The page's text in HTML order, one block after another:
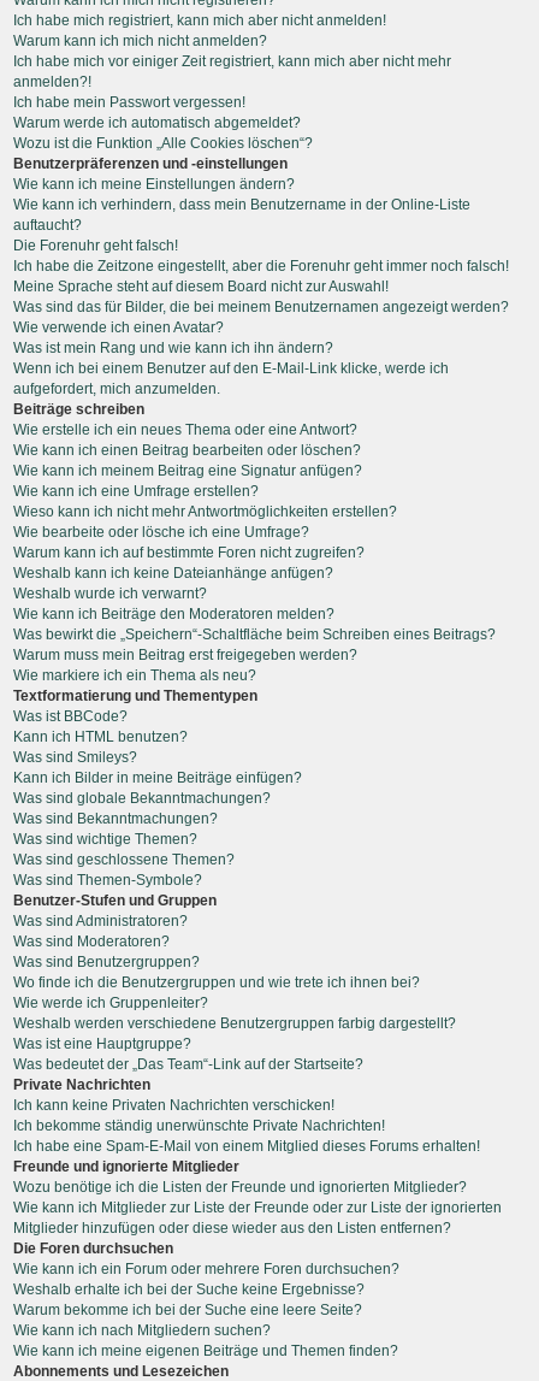
Ich habe mich registriert, kann mich aber nicht anmelden!
Warum kann ich mich nicht anmelden?
Ich habe mich vor einiger Zeit registriert, kann mich aber nicht mehr
anmelden?!
Ich habe mein Passwort vergessen!
Warum werde ich automatisch abgemeldet?
Wozu ist die Funktion „Alle Cookies löschen“?
Benutzerpräferenzen und -einstellungen
Wie kann ich meine Einstellungen ändern?
Wie kann ich verhindern, dass mein Benutzername in der Online-Liste
auftaucht?
Die Forenuhr geht falsch!
Ich habe die Zeitzone eingestellt, aber die Forenuhr geht immer noch falsch!
Meine Sprache steht auf diesem Board nicht zur Auswahl!
Was sind das für Bilder, die bei meinem Benutzernamen angezeigt werden?
Wie verwende ich einen Avatar?
Was ist mein Rang und wie kann ich ihn ändern?
Wenn ich bei einem Benutzer auf den E-Mail-Link klicke, werde ich
aufgefordert, mich anzumelden.
Beiträge schreiben
Wie erstelle ich ein neues Thema oder eine Antwort?
Wie kann ich einen Beitrag bearbeiten oder löschen?
Wie kann ich meinem Beitrag eine Signatur anfügen?
Wie kann ich eine Umfrage erstellen?
Wieso kann ich nicht mehr Antwortmöglichkeiten erstellen?
Wie bearbeite oder lösche ich eine Umfrage?
Warum kann ich auf bestimmte Foren nicht zugreifen?
Weshalb kann ich keine Dateianhänge anfügen?
Weshalb wurde ich verwarnt?
Wie kann ich Beiträge den Moderatoren melden?
Was bewirkt die „Speichern“-Schaltfläche beim Schreiben eines Beitrags?
Warum muss mein Beitrag erst freigegeben werden?
Wie markiere ich ein Thema als neu?
Textformatierung und Thementypen
Was ist BBCode?
Kann ich HTML benutzen?
Was sind Smileys?
Kann ich Bilder in meine Beiträge einfügen?
Was sind globale Bekanntmachungen?
Was sind Bekanntmachungen?
Was sind wichtige Themen?
Was sind geschlossene Themen?
Was sind Themen-Symbole?
Benutzer-Stufen und Gruppen
Was sind Administratoren?
Was sind Moderatoren?
Was sind Benutzergruppen?
Wo finde ich die Benutzergruppen und wie trete ich ihnen bei?
Wie werde ich Gruppenleiter?
Weshalb werden verschiedene Benutzergruppen farbig dargestellt?
Was ist eine Hauptgruppe?
Was bedeutet der „Das Team“-Link auf der Startseite?
Private Nachrichten
Ich kann keine Privaten Nachrichten verschicken!
Ich bekomme ständig unerwünschte Private Nachrichten!
Ich habe eine Spam-E-Mail von einem Mitglied dieses Forums erhalten!
Freunde und ignorierte Mitglieder
Wozu benötige ich die Listen der Freunde und ignorierten Mitglieder?
Wie kann ich Mitglieder zur Liste der Freunde oder zur Liste der ignorierten
Mitglieder hinzufügen oder diese wieder aus den Listen entfernen?
Die Foren durchsuchen
Wie kann ich ein Forum oder mehrere Foren durchsuchen?
Weshalb erhalte ich bei der Suche keine Ergebnisse?
Warum bekomme ich bei der Suche eine leere Seite?
Wie kann ich nach Mitgliedern suchen?
Wie kann ich meine eigenen Beiträge und Themen finden?
Abonnements und Lesezeichen